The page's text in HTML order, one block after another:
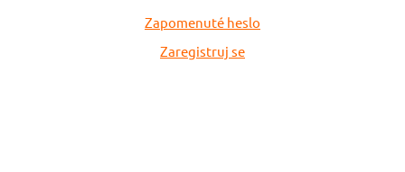
Zapomenuté heslo
Zaregistruj se